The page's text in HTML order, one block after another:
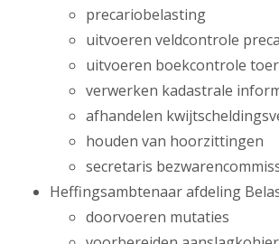
precariobelasting
uitvoeren veldcontrole
uitvoeren boekcontrole
verwerken kadastrale
afhandelen
houden van hoorzittingen
secretaris
Heffingsambtenaar afdeling
doorvoeren mutaties